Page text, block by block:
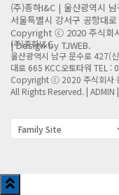
(주)종하I&C | 울산광역시
서울특별시 강서구 공항대
Copyright ⓒ 2020 주식회
| Design by TJWEB.
(주)종하I&C
울산광역시 남구 문수로 427(
대로 665 KCC오토타워 TEL :
Copyright ⓒ 2020 주식회사
All Rights Reserved. | ADMIN
Family Site